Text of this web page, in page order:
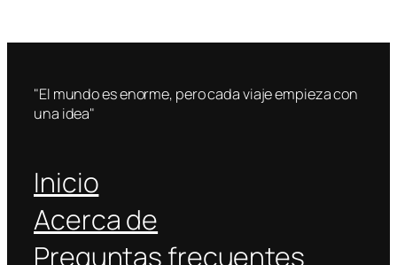
"El mundo es enorme, pero cada viaje empieza con
una idea"
Inicio
Acerca de
Preguntas frecuentes